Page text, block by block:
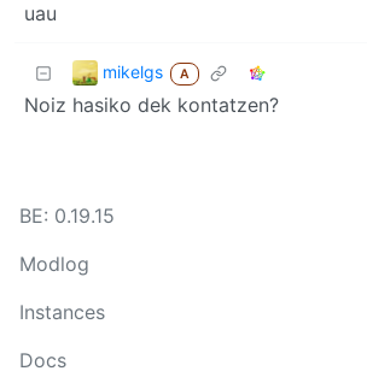
uau
mikelgs A
Noiz hasiko dek kontatzen?
BE: 0.19.15
Modlog
Instances
Docs